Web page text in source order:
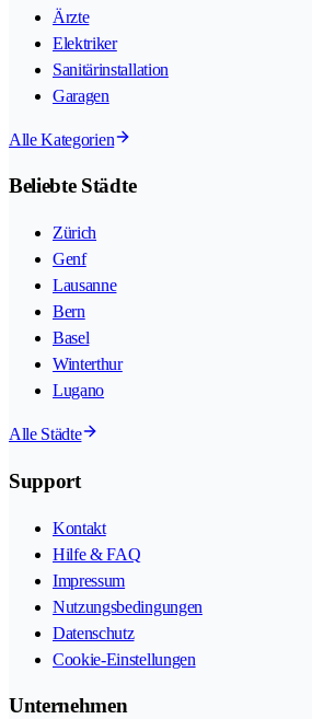
Ärzte
Elektriker
Sanitärinstallation
Garagen
Alle Kategorien
Beliebte Städte
Zürich
Genf
Lausanne
Bern
Basel
Winterthur
Lugano
Alle Städte
Support
Kontakt
Hilfe & FAQ
Impressum
Nutzungsbedingungen
Datenschutz
Cookie-Einstellungen
Unternehmen